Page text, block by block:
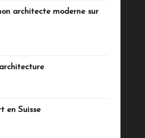
architecte moderne sur
en Suisse